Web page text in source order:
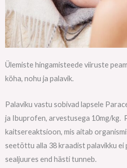
Ülemiste hingamisteede viiruste
köha, nohu ja palavik.
Palaviku vastu sobivad lapsele
ja Ibuprofen, arvestusega 10mg/kg.
kaitsereaktsioon, mis aitab
seetõttu alla 38 kraadist palavikku ei
sealjuures end hästi tunneb.